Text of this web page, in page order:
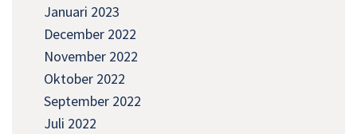
Januari 2023
December 2022
November 2022
Oktober 2022
September 2022
Juli 2022